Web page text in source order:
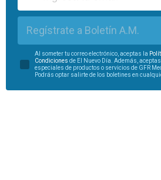
Regístrate a Boletín A.M.
Al someter tu correo electrónico, aceptas la
Condiciones de El Nuevo Día. Además,
especiales de productos o servicios de GFR
Podrás optar salirte de los boletines en